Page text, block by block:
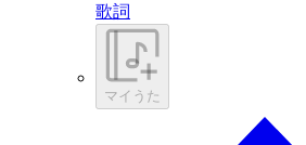
歌詞
マイうた